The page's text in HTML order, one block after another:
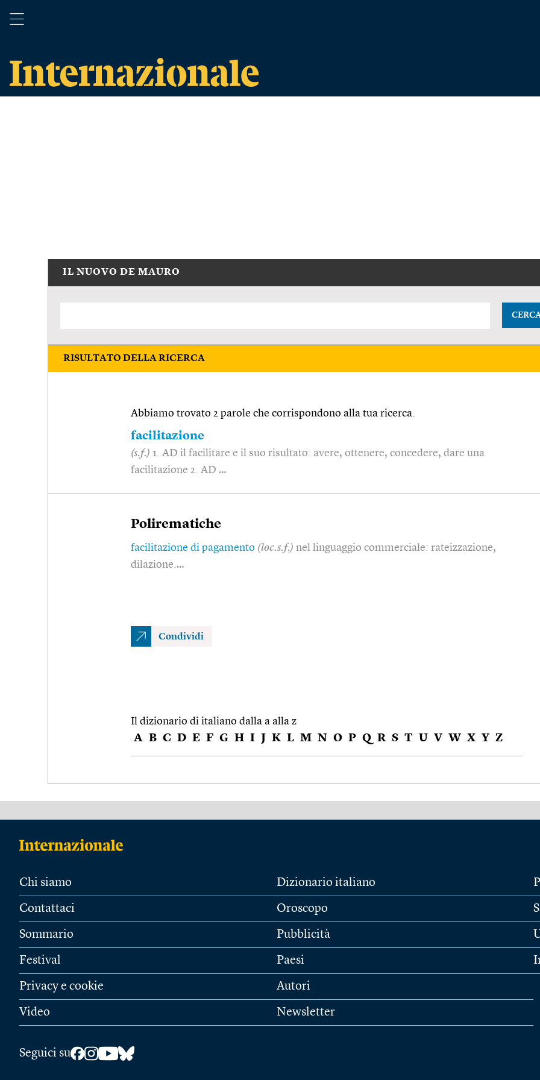
IL NUOVO DE MAURO
CERCA
RISULTATO DELLA RICERCA
Abbiamo trovato 2 parole che corrispondono alla tua ricerca.
facilitazione
(s.f.) 1. AD il facilitare e il suo risultato: avere, ottenere, concedere, dare una
facilitazione 2. AD …
Polirematiche
facilitazione di pagamento (loc.s.f.) nel linguaggio commerciale: rateizzazione,
dilazione.…
Condividi
Il dizionario di italiano dalla a alla z
A B C D E F G H I J K L M N O P Q R S T U V W X Y Z
Chi siamo
Contattaci
Sommario
Festival
Privacy e cookie
Video
Dizionario italiano
Oroscopo
Pubblicità
Paesi
Autori
Newsletter
Seguici su